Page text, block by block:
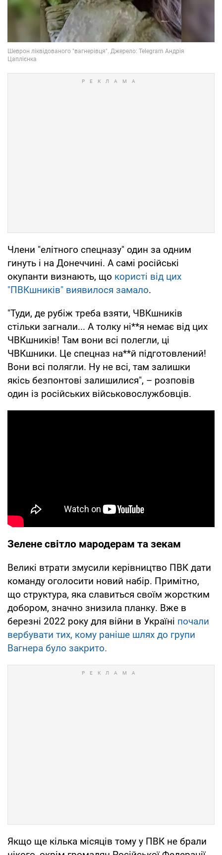
Члени "елітного спецназу" один за одним
гинуть і на Донеччині. А самі російські
окупанти визнають, що користі від цих
"ПВКшників" виявилося замало.
"Туди, де рубіж треба взяти, ЧВКшників
стільки загнали... А толку ні**я немає від цих
ЧВКшників! Там вони всі полегли, ці
ЧВКшники. Це спецназ на**й підготовлений!
Вони всі полягли. Ну не всі, там залишки
якісь безпонтові залишилися", – розповів
один із російських військовослужбовців.
Зелене світло мародерам та зекам
Великі втрати змусили керівництво ПВК дати
команду оголосити новий набір. Примітно,
що структура, яка славиться своїм жорстким
добором, значно знизила планку. Вже в
березні 2022 року для війни в Україні почали
вербувати тих, кому раніше шлях до групи
Вагнера було закрито.
Якщо ще кілька місяців тому у ПВК не брали